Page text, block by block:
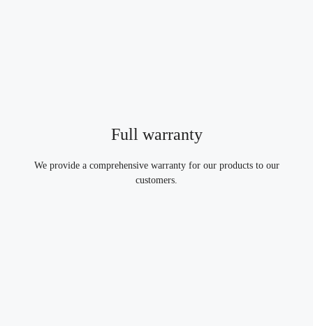
Full warranty
We provide a comprehensive warranty for our products to our
customers.